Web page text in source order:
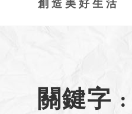
創造美好生活
關鍵字